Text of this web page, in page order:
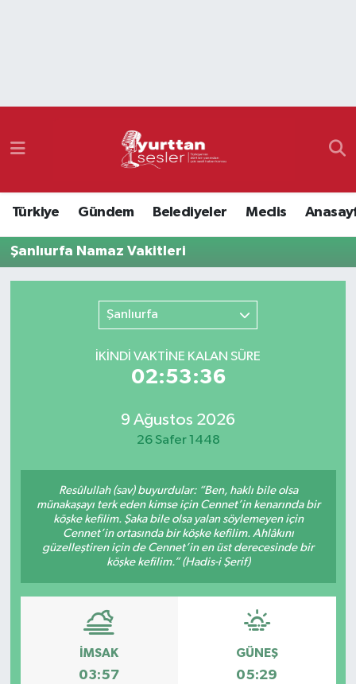
Türkiye Gündem Belediyeler Meclis
Şanlıurfa Namaz Vakitleri
Şanlıurfa
İKINDI VAKTİNE KALAN SÜRE
02:53:36
9 Ağustos 2026
26 Safer 1448
Resûlullah (sav) buyurdular: “Ben, haklı bile olsa
münakaşayı terk eden kimse için Cennet’in kenarında bir
köşke kefilim. Şaka bile olsa yalan söylemeyen için
Cennet’in ortasında bir köşke kefilim. Ahlâkını
güzelleştiren için de Cennet’in en üst derecesinde bir
köşke kefilim.” (Hadis-i Şerif)
İMSAK
03:57
GÜNEŞ
05:29
Namaz Vakitleri
Süper Lig Puan Durumu ve Fikstür
Son Dakika Haberleri